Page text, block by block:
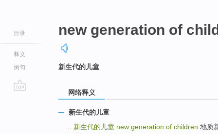
目录
释义
例句
new generation of
新生代的儿童
网络释义
新生代的儿童
新生代的儿童 new generation of children 地质